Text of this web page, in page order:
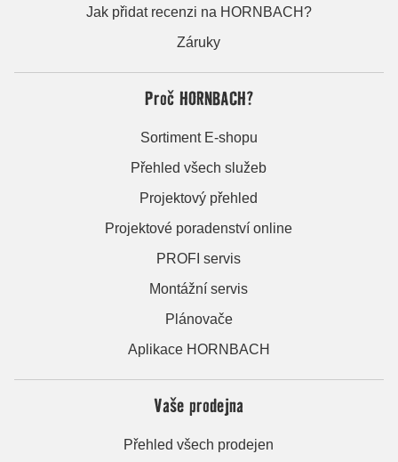
Jak přidat recenzi na HORNBACH?
Záruky
Proč HORNBACH?
Sortiment E-shopu
Přehled všech služeb
Projektový přehled
Projektové poradenství online
PROFI servis
Montážní servis
Plánovače
Aplikace HORNBACH
Vaše prodejna
Přehled všech prodejen